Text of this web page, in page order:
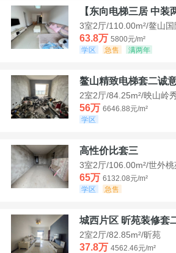
【东向电梯三居 中装
3室2厅/110.00m²/鳌山国
63.8万 5800元/m²
学区
急售 满两年
鳌山精致电梯套二诚
2室2厅/84.25m²/映山岭
56万 6646.88元/m²
学区
高性价比套三
3室2厅/106.00m²/世外桃
65万 6132.08元/m²
学区
急售
城西片区 昕苑装修套
2室2厅/82.85m²/昕苑
37.8万 4562.46元/m²